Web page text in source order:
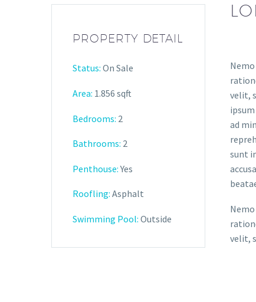
PROPERTY DETAIL
Status: On Sale
Area: 1.856 sqft
Bedrooms: 2
Bathrooms: 2
Penthouse:Yes
Roofling: Asphalt
Swimming Pool: Outside
velit,
ad
sunt
velit,